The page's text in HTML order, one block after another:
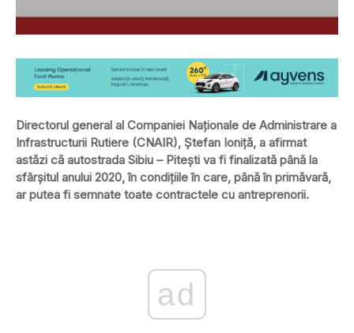
Directorul general al Companiei Naţionale de Administrare a
Infrastructurii Rutiere (CNAIR), Ştefan Ioniţă, a afirmat
astăzi că autostrada Sibiu – Piteşti va fi finalizată până la
sfârşitul anului 2020, în condiţiile în care, până în primăvară,
ar putea fi semnate toate contractele cu antreprenorii.
ad